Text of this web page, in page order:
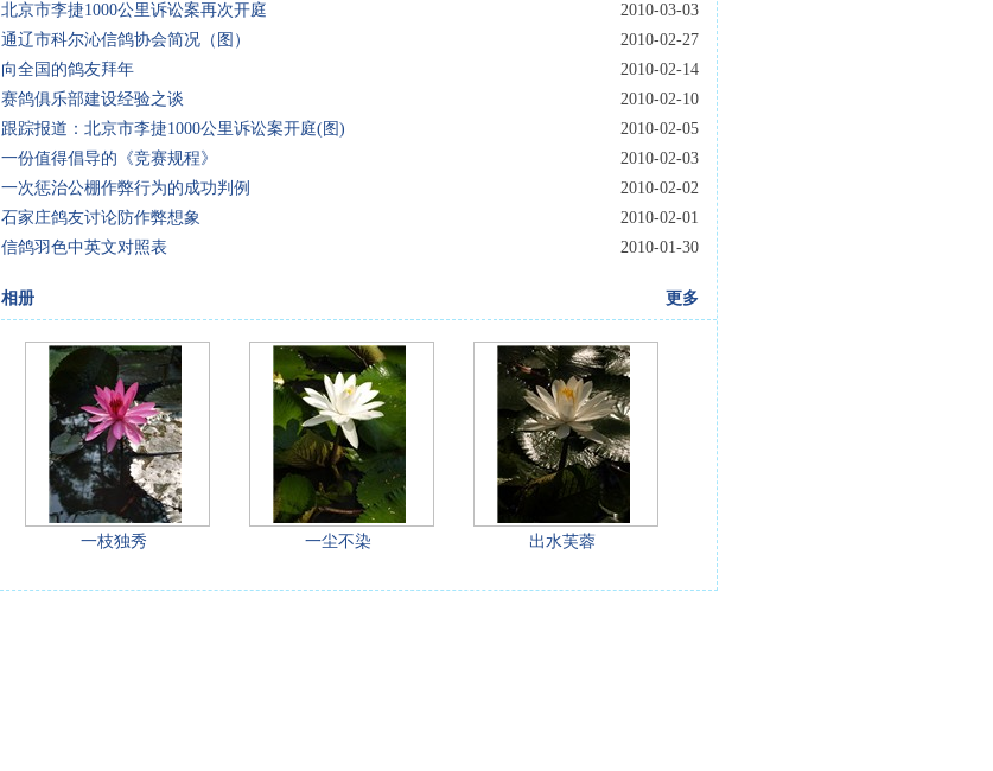
2010-03-03
北京市李捷1000公里诉讼案再次开庭
2010-02-27
通辽市科尔沁信鸽协会简况（图）
2010-02-14
向全国的鸽友拜年
2010-02-10
赛鸽俱乐部建设经验之谈
2010-02-05
跟踪报道：北京市李捷1000公里诉讼案开庭(图)
2010-02-03
一份值得倡导的《竞赛规程》
2010-02-02
一次惩治公棚作弊行为的成功判例
2010-02-01
石家庄鸽友讨论防作弊想象
2010-01-30
信鸽羽色中英文对照表
相册 更多
一枝独秀 一尘不染 出水芙蓉